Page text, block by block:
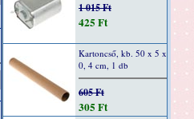
1 015 Ft
425 Ft
Kartoncső, kb. 50 x 5 x
0, 4 cm, 1 db
605 Ft
305 Ft